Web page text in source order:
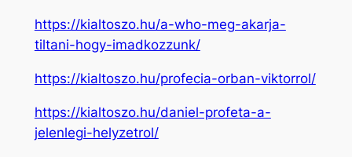
https://kialtoszo.hu/a-who-meg-akarja-
tiltani-hogy-imadkozzunk/
https://kialtoszo.hu/profecia-orban-viktorrol/
https://kialtoszo.hu/daniel-profeta-a-
jelenlegi-helyzetrol/